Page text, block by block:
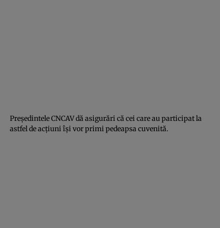
Președintele CNCAV dă asigurări că cei care au participat la
astfel de acțiuni își vor primi pedeapsa cuvenită.